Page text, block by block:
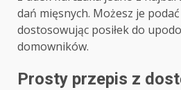
dań mięsnych. Możesz je
dostosowując posiłek do
domowników.
Prosty przepis z